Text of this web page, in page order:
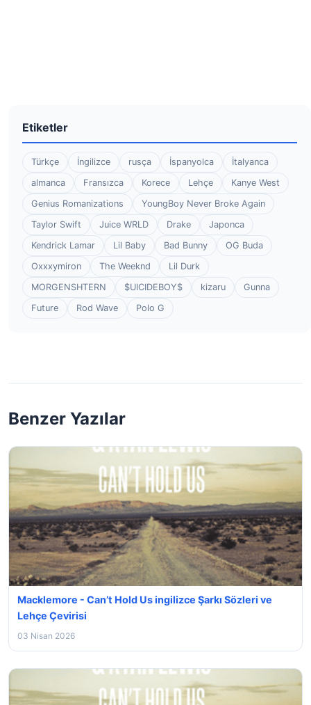
Etiketler
Türkçe İngilizce rusça İspanyolca
İtalyanca
almanca
Fransızca Korece Lehçe
Kanye West
Genius Romanizations
YoungBoy Never Broke Again
Taylor Swift
Juice WRLD Drake
Japonca
Kendrick Lamar
Lil Baby Bad Bunny
OG Buda
Oxxxymiron
The Weeknd
Lil Durk
MORGENSHTERN
$UICIDEBOY$ kizaru
Gunna
Future
Rod Wave Polo G
Benzer Yazılar
Macklemore - Can’t Hold Us ingilizce Şarkı Sözleri ve
Lehçe Çevirisi
03 Nisan 2026